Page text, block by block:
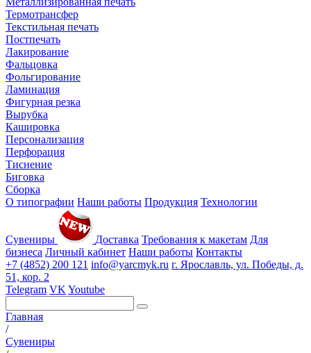
Термотрансфер
Текстильная печать
Постпечать
Лакирование
Фальцовка
Фольгирование
Ламинация
Фигурная резка
Вырубка
Кашировка
Персонализация
Перфорация
Тиснение
Биговка
Сборка
О типографии Наши работы Продукция Технологии
Сувениры Доставка Требования к макетам Для
бизнеса Личный кабинет Наши работы Контакты
+7 (4852) 200 121 info@yarcmyk.ru г. Ярославль, ул. Победы, д.
51, кор. 2
Telegram VK Youtube
Главная
/
Сувениры